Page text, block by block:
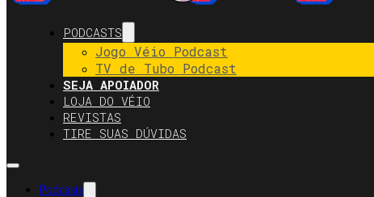
PODCASTS
Jogo Véio Podcast
TV de Tubo Podcast
SEJA APOIADOR
LOJA DO VÉIO
REVISTAS
TIRE SUAS DÚVIDAS
Podcasts